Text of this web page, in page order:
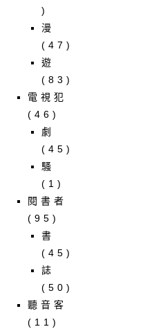
)
漫
(47)
遊
(83)
電視犯
(46)
劇
(45)
騷
(1)
閱書者
(95)
書
(45)
誌
(50)
聽音客
(11)